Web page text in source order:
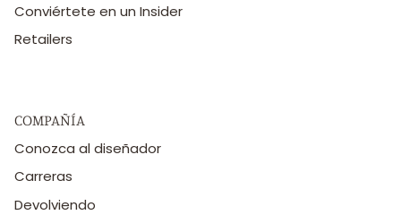
Conviértete en un Insider
Retailers
COMPAÑÍA
Conozca al diseñador
Carreras
Devolviendo